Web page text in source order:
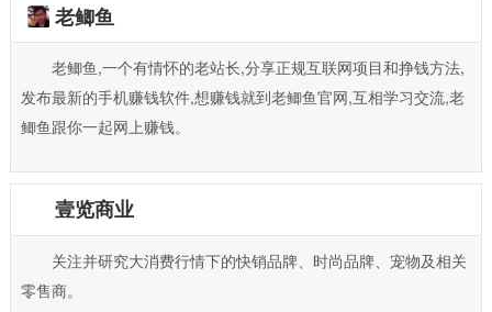
老鲫鱼
老鲫鱼,一个有情怀的老站长,分享正规互联网项目和挣钱方法,
发布最新的手机赚钱软件,想赚钱就到老鲫鱼官网,互相学习交流,老
鲫鱼跟你一起网上赚钱。
壹览商业
关注并研究大消费行情下的快销品牌、时尚品牌、宠物及相关
零售商。